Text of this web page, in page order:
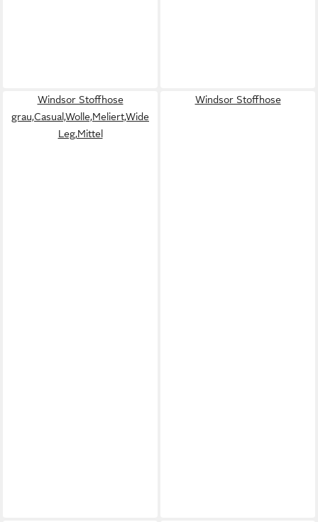
Windsor Stoffhose
grau,Casual,Wolle,Meliert,Wide
Leg,Mittel
Windsor Stoffhose